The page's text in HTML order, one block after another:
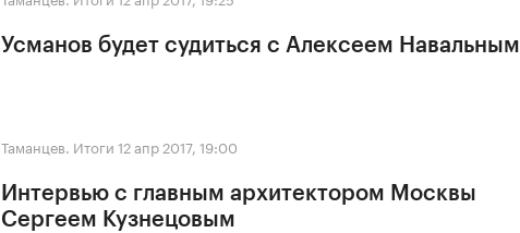
Усманов будет судиться с Алексеем Навальным
Таманцев. Итоги 12 апр 2017, 19:00
Интервью с главным архитектором Москвы
Сергеем Кузнецовым